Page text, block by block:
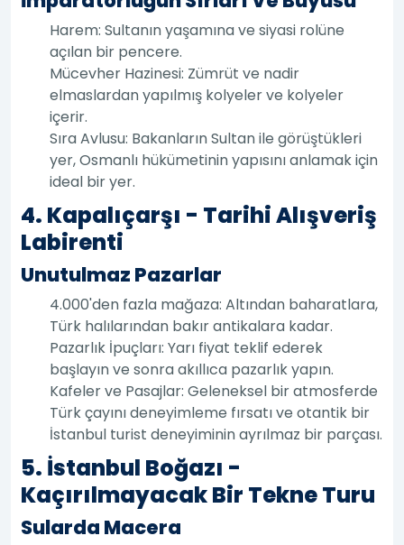
Harem: Sultanın yaşamına ve siyasi rolüne
açılan bir pencere.
Mücevher Hazinesi: Zümrüt ve nadir
elmaslardan yapılmış kolyeler ve kolyeler
içerir.
Sıra Avlusu: Bakanların Sultan ile görüştükleri
yer, Osmanlı hükümetinin yapısını anlamak için
ideal bir yer.
4. Kapalıçarşı - Tarihi Alışveriş
Labirenti
Unutulmaz Pazarlar
4.000'den fazla mağaza: Altından baharatlara,
Türk halılarından bakır antikalara kadar.
Pazarlık İpuçları: Yarı fiyat teklif ederek
başlayın ve sonra akıllıca pazarlık yapın.
Kafeler ve Pasajlar: Geleneksel bir atmosferde
Türk çayını deneyimleme fırsatı ve otantik bir
İstanbul turist deneyiminin ayrılmaz bir parçası.
5. İstanbul Boğazı -
Kaçırılmayacak Bir Tekne Turu
Sularda Macera